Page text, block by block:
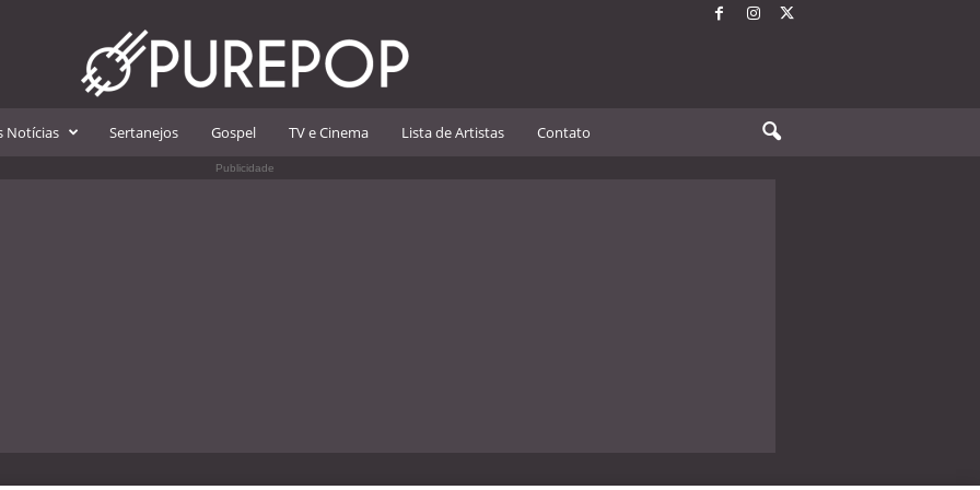
Notícias Sertanejos Gospel TV e Cinema Lista de Artistas Contato
Publicidade